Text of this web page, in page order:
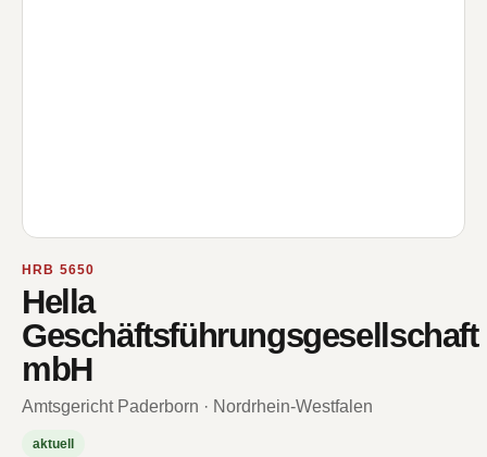
HRB 5650
Hella
Geschäftsführungsgesellschaft
mbH
Amtsgericht Paderborn · Nordrhein-Westfalen
aktuell